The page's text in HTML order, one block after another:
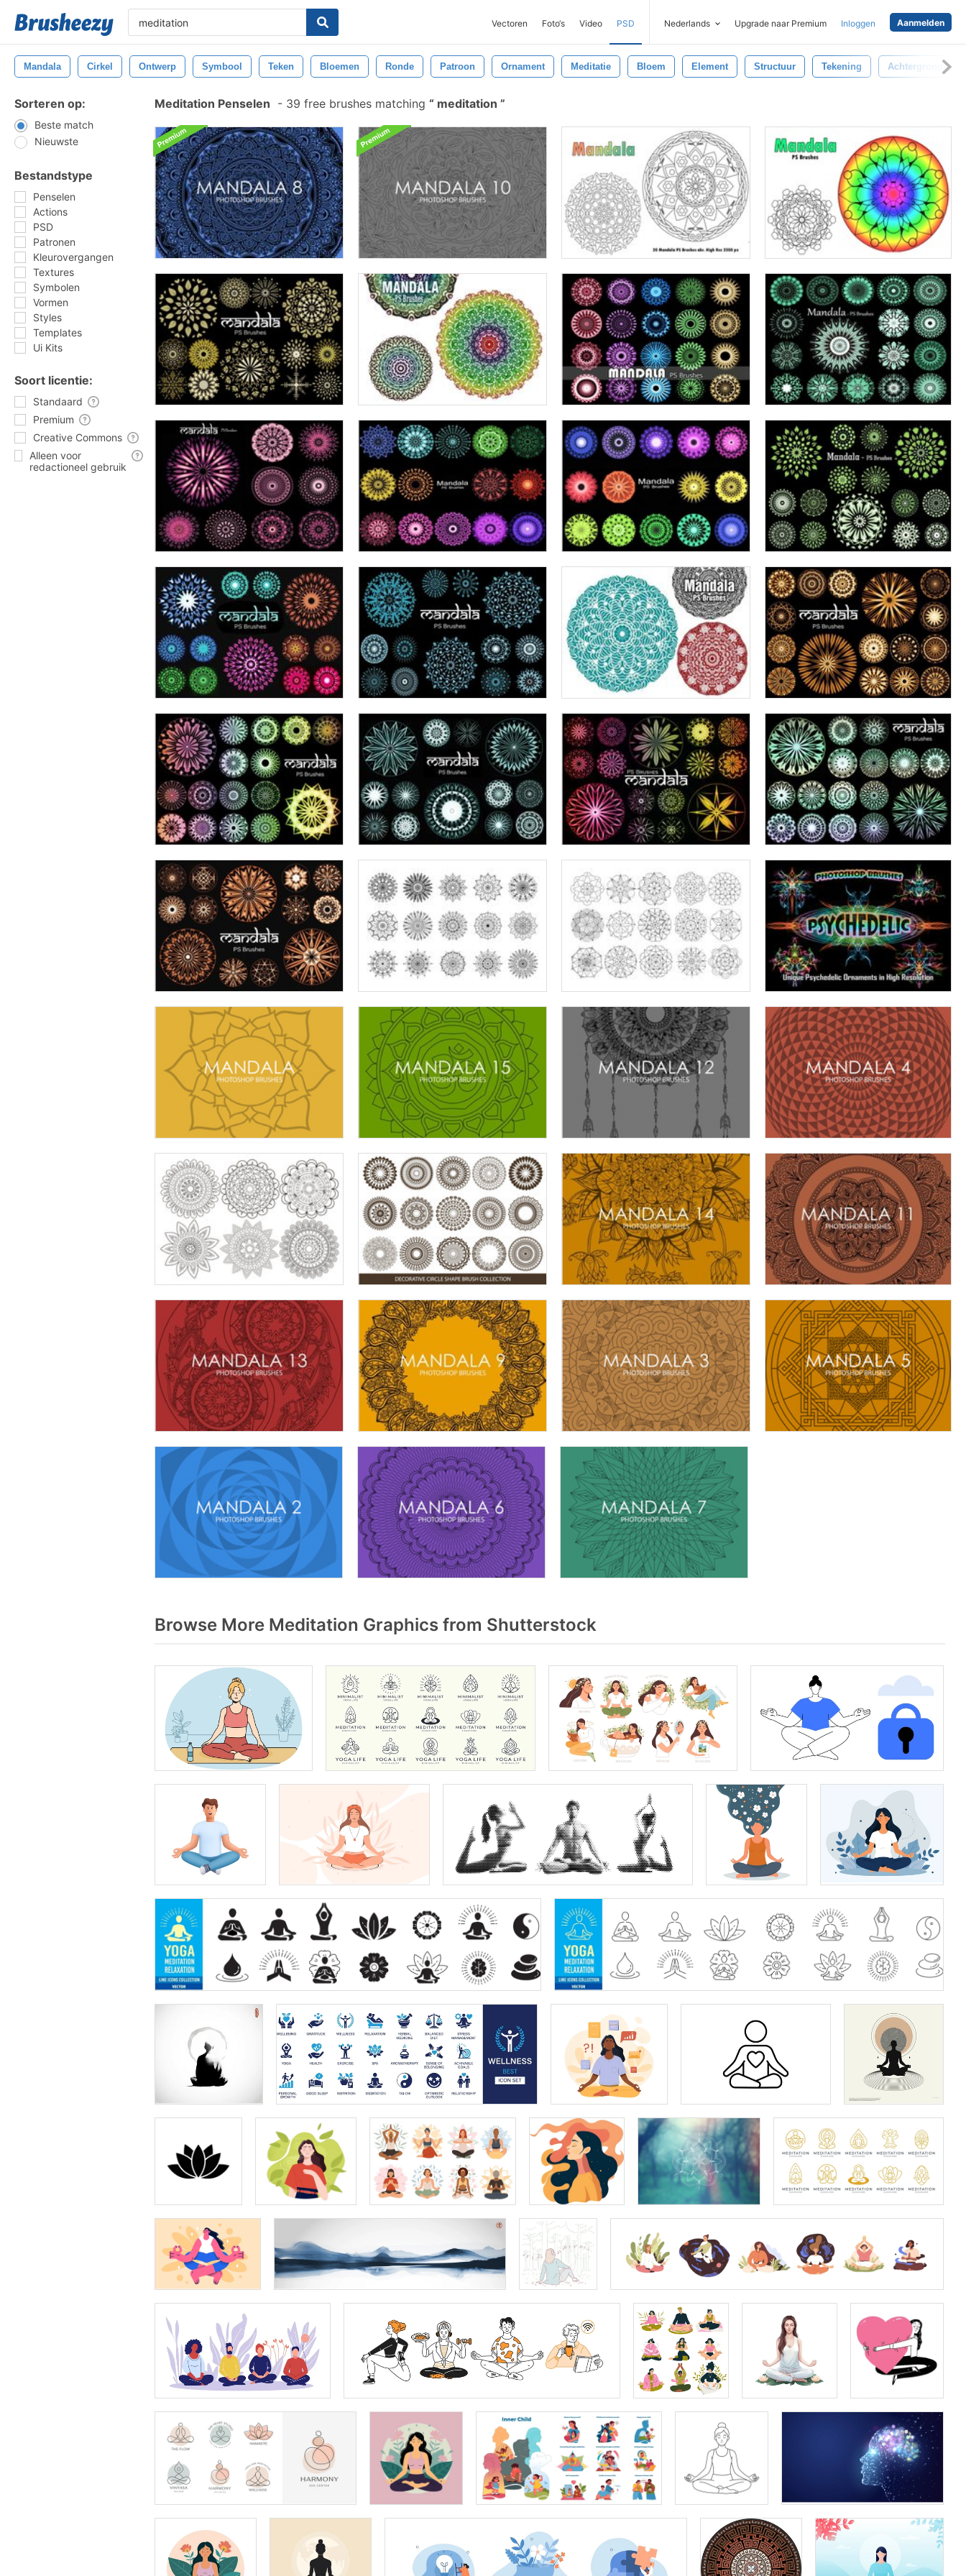
Vectoren Foto‘s Video PSD Nederlands Upgrade naar Premium Inloggen Aanmelden
Mandala Cirkel Ontwerp Symbool Teken Bloemen Ronde Patroon Ornament Meditatie Bloem Element Structuur Tekening Achtergrond
Sorteren op:
Beste match
Nieuwste
Bestandstype
Penselen
Actions
PSD
Patronen
Kleurovergangen
Textures
Symbolen
Vormen
Styles
Templates
Ui Kits
Soort licentie:
Standaard
Premium
Creative Commons
Alleen voor
redactioneel gebruik
Meditation Penselen - 39 free brushes matching meditation
Browse More Meditation Graphics from Shutterstock